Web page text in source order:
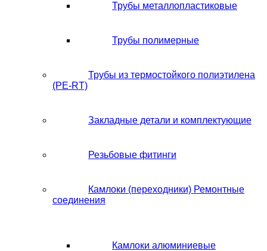
Трубы металлопластиковые
Трубы полимерные
Трубы из термостойкого полиэтилена
(PE-RT)
Закладные детали и комплектующие
Резьбовые фитинги
Камлоки (переходники) Ремонтные
соединения
Камлоки алюминиевые